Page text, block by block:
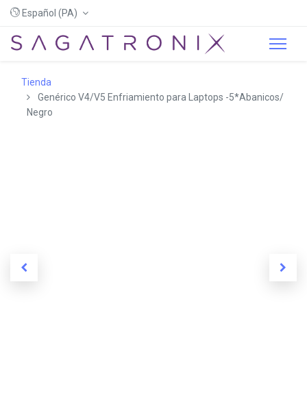
Español (PA)
Tienda
Genérico V4/V5 Enfriamiento para Laptops -5*Abanicos/
Negro